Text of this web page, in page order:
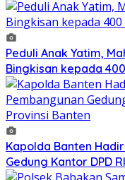
Peduli Anak Yatim,
Bingkisan kepada
Kapolda Banten
Gedung Kantor DPD